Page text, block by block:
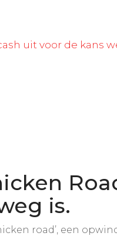
uit voor de kans
is.
road’, een